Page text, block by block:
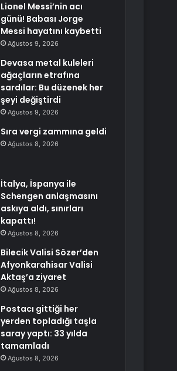
Lionel Messi’nin acı
günü! Babası Jorge
Messi hayatını kaybetti
Ağustos 9, 2026
Devasa metal kuleleri
ağaçların etrafına
sardılar: Bu düzenek her
şeyi değiştirdi
Ağustos 9, 2026
Sıra vergi zammına geldi
Ağustos 8, 2026
İtalya, İspanya ile
Schengen anlaşmasını
askıya aldı, sınırları
kapattı!
Ağustos 8, 2026
Bilecik Valisi Sözer’den
Afyonkarahisar Valisi
Aktaş’a ziyaret
Ağustos 8, 2026
Postacı gittiği her
yerden topladığı taşla
saray yaptı: 33 yılda
tamamladı
Ağustos 8, 2026